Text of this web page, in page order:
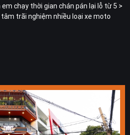
chạy thời gian chán pán lại lỗ từ 5 >
trãi nghiệm nhiều loại xe moto